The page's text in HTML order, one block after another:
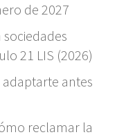
de 2027
21 LIS (2026)
antes
reclamar la